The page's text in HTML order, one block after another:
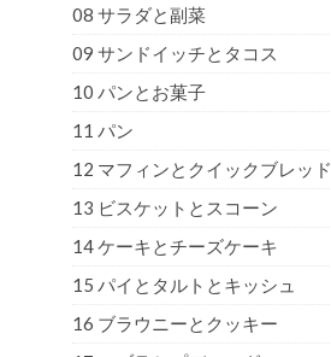
08 サラダと副菜
09 サンドイッチとタコス
10 パンとお菓子
11 パン
12 マフィンとクイックブレッド
13 ビスケットとスコーン
14 ケーキとチーズケーキ
15 パイとタルトとキッシュ
16 ブラウニーとクッキー